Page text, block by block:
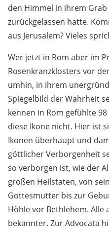
den Himmel in ihrem Grab
zurückgelassen hatte.
aus Jerusalem? Vieles
Wer jetzt in Rom aber im
Rosenkranzklosters vor
umhin, in ihrem
Spiegelbild der Wahrheit
kennen in Rom gefühlte
diese Ikone nicht. Hier ist
Ikonen überhaupt und
göttlicher Verborgenheit
so verborgen ist, wie der
großen Heilstaten, von
Gottesmutter bis zur
Höhle vor Bethlehem. Alle
bekannter. Zur Advocata